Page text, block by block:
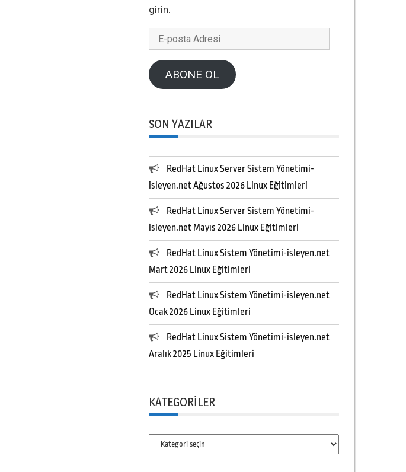
girin.
posta
AdresiABONE OL
SON YAZILAR
RedHat Linux Server Sistem Yönetimi-
isleyen.net Ağustos 2026 Linux Eğitimleri
RedHat Linux Server Sistem Yönetimi-
isleyen.net Mayıs 2026 Linux Eğitimleri
RedHat Linux Sistem Yönetimi-isleyen.net
Mart 2026 Linux Eğitimleri
RedHat Linux Sistem Yönetimi-isleyen.net
Ocak 2026 Linux Eğitimleri
RedHat Linux Sistem Yönetimi-isleyen.net
Aralık 2025 Linux Eğitimleri
KATEGORILER
Kategoriler